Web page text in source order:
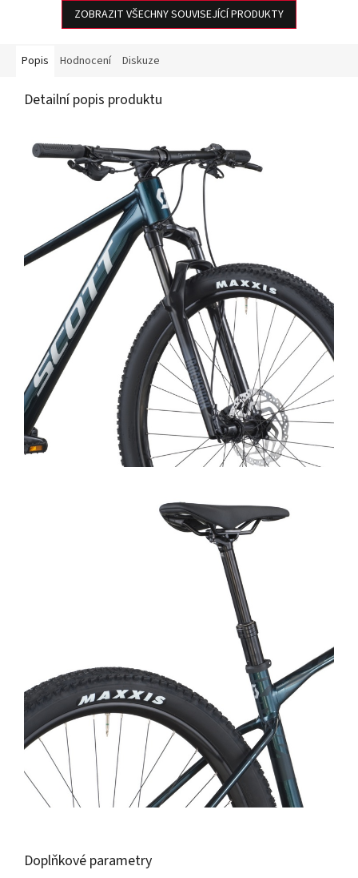
ZOBRAZIT VŠECHNY SOUVISEJÍCÍ PRODUKTY
Popis Hodnocení Diskuze
Detailní popis produktu
Doplňkové parametry